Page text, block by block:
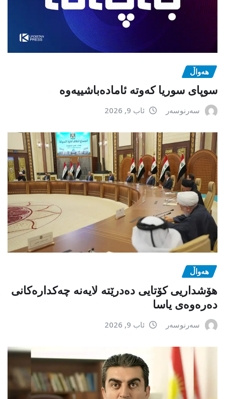
هەواڵ
سوپای سوریا کەوتە ئامادەباشییەوە
سەرنوسەر ئاب 9, 2026
هەواڵ
هۆشداریی کۆتایی دەدرێتە لایەنە چەکدارەکانی
دەرەوەی یاسا
سەرنوسەر ئاب 9, 2026